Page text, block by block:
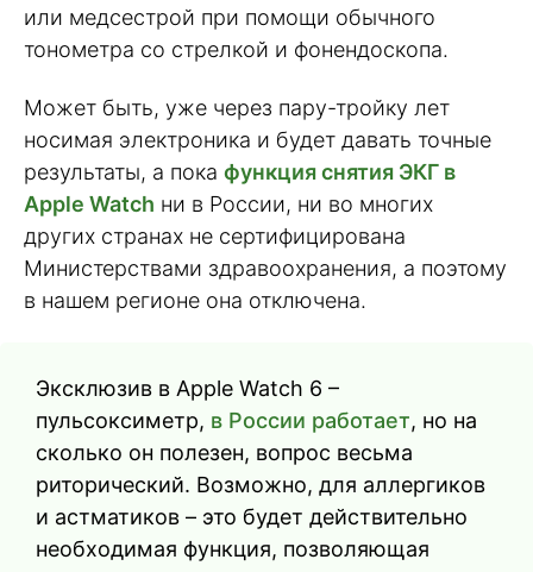
или медсестрой при помощи обычного
тонометра со стрелкой и фонендоскопа.
Может быть, уже через пару-тройку лет
носимая электроника и будет давать точные
результаты, а пока функция снятия ЭКГ в
Apple Watch ни в России, ни во многих
других странах не сертифицирована
Министерствами здравоохранения, а поэтому
в нашем регионе она отключена.
Эксклюзив в Apple Watch 6 –
пульсоксиметр, в России работает, но на
сколько он полезен, вопрос весьма
риторический. Возможно, для аллергиков
и астматиков – это будет действительно
необходимая функция, позволяющая